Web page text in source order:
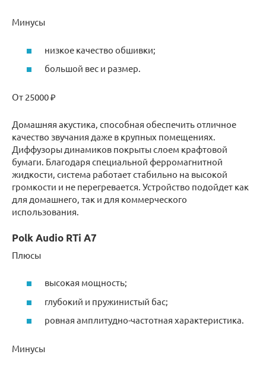
Минусы
низкое качество обшивки;
большой вес и размер.
От 25000 ₽
Домашняя акустика, способная обеспечить отличное
качество звучания даже в крупных помещениях.
Диффузоры динамиков покрыты слоем крафтовой
бумаги. Благодаря специальной ферромагнитной
жидкости, система работает стабильно на высокой
громкости и не перегревается. Устройство подойдет как
для домашнего, так и для коммерческого
использования.
Polk Audio RTi A7
Плюсы
высокая мощность;
глубокий и пружинистый бас;
ровная амплитудно-частотная характеристика.
Минусы